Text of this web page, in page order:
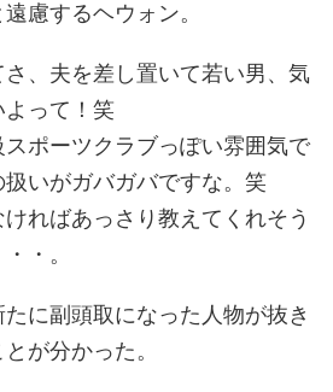
遠慮するヘウォン。
、夫を差し置いて若い男、気
って！笑
ポーツクラブっぽい雰囲気で
いがガバガバですな。笑
ればあっさり教えてくれそう
・。
に副頭取になった人物が抜き
が分かった。